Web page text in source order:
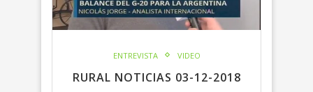
ENTREVISTA VIDEO
RURAL NOTICIAS 03-12-2018